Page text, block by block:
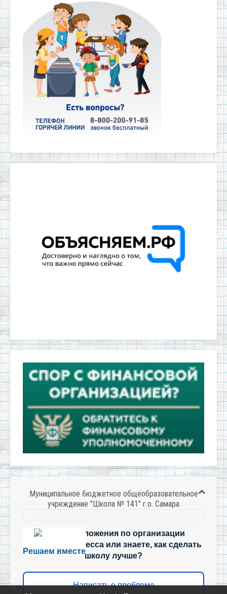
Муниципальное бюджетное общеобразовательное
учреждение "Школа № 141" г.о. Самара
Решаем вместе
Есть предложения по организации
учебного процесса или знаете, как сделать
школу лучше?
Написать о проблеме